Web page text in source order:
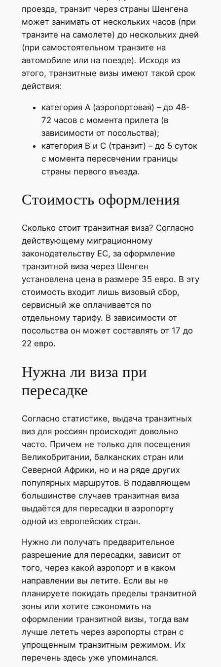
проезда, транзит через страны Шенгена
может занимать от нескольких часов (при
транзите на самолете) до нескольких дней
(при самостоятельном транзите на
автомобиле или на поезде). Исходя из
этого, транзитные визы имеют такой срок
действия:
категория А (аэропортовая) – до 48-
72 часов с момента прилета (в
зависимости от посольства);
категория В и С (транзит) – до 5 суток
с момента пересечении границы
страны первого въезда.
Стоимость оформления
Сколько стоит транзитная виза? Согласно
действующему миграционному
законодательству ЕС, за оформление
транзитной виза через Шенген
установлена цена в размере 35 евро. В эту
стоимость входит лишь визовый сбор,
сервисный же оплачивается по
отдельному тарифу. В зависимости от
посольства он может составлять от 17 до
22 евро.
Нужна ли виза при
пересадке
Согласно статистике, выдача транзитных
виз для россиян происходит довольно
часто. Причем не только для посещения
Великобритании, балканских стран или
Северной Африки, но и на ряде других
популярных маршрутов. В подавляющем
большинстве случаев транзитная виза
выдаётся для пересадки в аэропорту
одной из европейских стран.
Нужно ли получать предварительное
разрешение для пересадки, зависит от
того, через какой аэропорт и в каком
направлении вы летите. Если вы не
планируете покидать пределы транзитной
зоны или хотите сэкономить на
оформлении транзитной визы, тогда вам
лучше лететь через аэропорты стран с
упрощенным транзитным режимом. Их
перечень здесь уже упоминался.